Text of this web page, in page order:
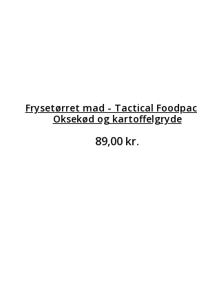
Frysetørret mad - Tactical
Oksekød og kartoffelgryde
89,00 kr.